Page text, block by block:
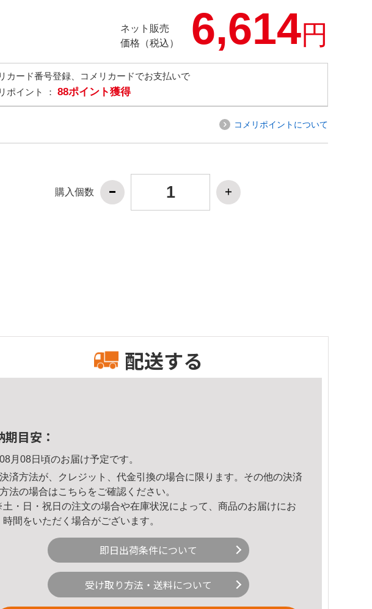
ネット販売
価格（税込）
6,614円
カード番号登録、コメリカードでお支払いで
ポイント ： 88ポイント獲得
コメリポイントについて
購入個数
配送する
期目安：
08月08日頃のお届け予定です。
決済方法が、クレジット、代金引換の場合に限ります。その他の決済
方法の場合はこちら をご確認ください。
・日・祝日の注文の場合や在庫状況によって、商品のお届けにお
時間をいただく場合がございます。
即日出荷条件について
受け取り方法・送料について